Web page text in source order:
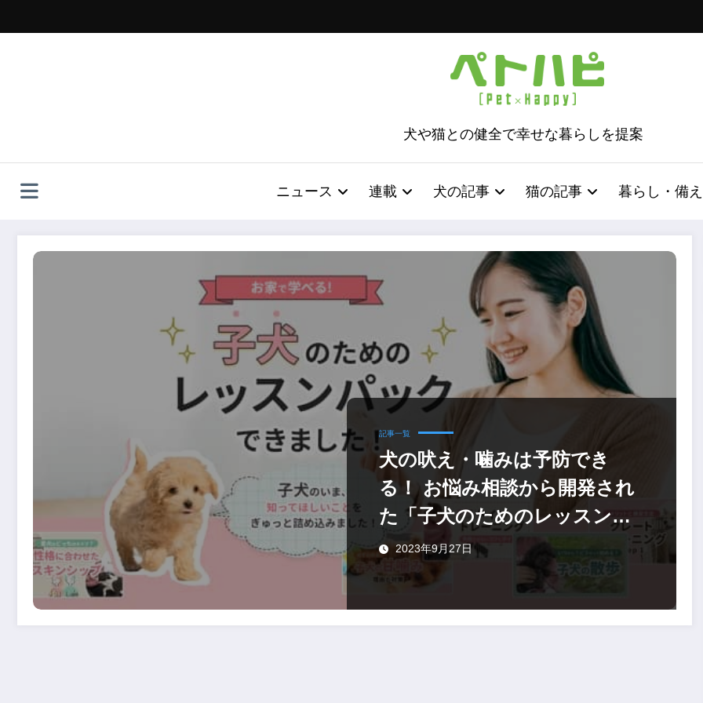
ッ
犬や猫との健全で幸せな暮らしを提案
ニュース 連載 犬の記事 猫の記事 暮らし・備え
記事一覧
犬の吠え・噛みは予防でき
る！ お悩み相談から開発され
た「子犬のためのレッスン動
画」
2023年9月27日